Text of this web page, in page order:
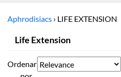
Aphrodisiacs › LIFE EXTENSION
Life Extension
Ordenar